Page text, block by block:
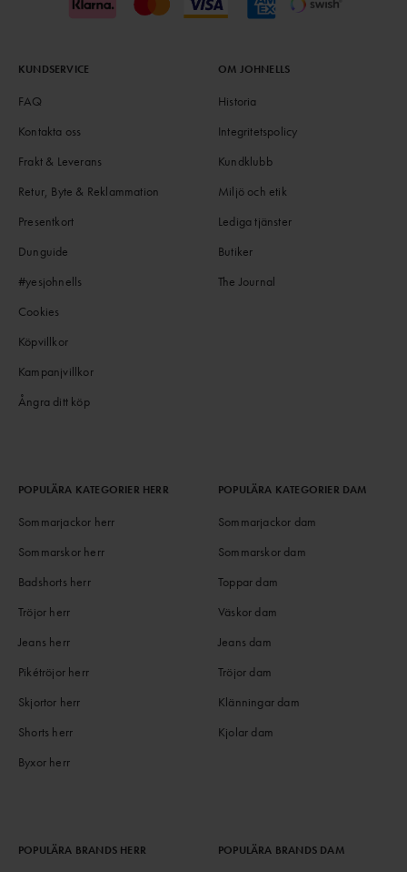
KUNDSERVICE
FAQ
Kontakta oss
Frakt & Leverans
Retur, Byte & Reklammation
Presentkort
Dunguide
#yesjohnells
Cookies
Köpvillkor
Kampanjvillkor
Ångra ditt köp
OM JOHNELLS
Historia
Integritetspolicy
Kundklubb
Miljö och etik
Lediga tjänster
Butiker
The Journal
POPULÄRA KATEGORIER HERR
Sommarjackor herr
Sommarskor herr
Badshorts herr
Tröjor herr
Jeans herr
Pikétröjor herr
Skjortor herr
Shorts herr
Byxor herr
POPULÄRA KATEGORIER DAM
Sommarjackor dam
Sommarskor dam
Toppar dam
Väskor dam
Jeans dam
Tröjor dam
Klänningar dam
Kjolar dam
POPULÄRA BRANDS HERR POPULÄRA BRANDS DAM